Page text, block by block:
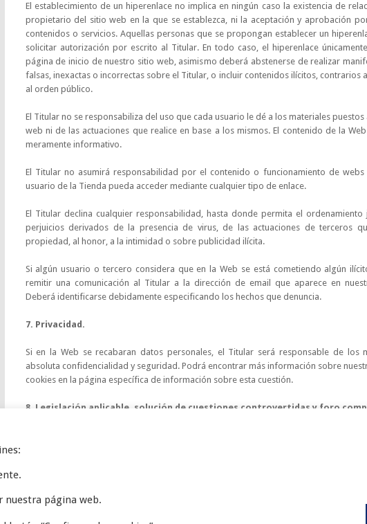
El establecimiento de un hiperenlace no implica en ningún caso la existencia de
propietario del sitio web en la que se establezca, ni la aceptación y aprobación
contenidos o servicios. Aquellas personas que se propongan establecer un
solicitar autorización por escrito al Titular. En todo caso, el hiperenlace
página de inicio de nuestro sitio web, asimismo deberá abstenerse de realizar
falsas, inexactas o incorrectas sobre el Titular, o incluir contenidos ilícitos, contrarios
al orden público.
El Titular no se responsabiliza del uso que cada usuario le dé a los materiales
web ni de las actuaciones que realice en base a los mismos. El contenido de la
meramente informativo.
El Titular no asumirá responsabilidad por el contenido o funcionamiento de
usuario de la Tienda pueda acceder mediante cualquier tipo de enlace.
El Titular declina cualquier responsabilidad, hasta donde permita el
perjuicios derivados de la presencia de virus, de las actuaciones de terceros
propiedad, al honor, a la intimidad o sobre publicidad ilícita.
Si algún usuario o tercero considera que en la Web se está cometiendo algún
remitir una comunicación al Titular a la dirección de email que aparece en
Deberá identificarse debidamente especificando los hechos que denuncia.
7. Privacidad.
Si en la Web se recabaran datos personales, el Titular será responsable de los
absoluta confidencialidad y seguridad. Podrá encontrar más información sobre
cookies en la página específica de información sobre esta cuestión.
8. Legislación aplicable, solución de cuestiones controvertidas y foro
nuestra página web.